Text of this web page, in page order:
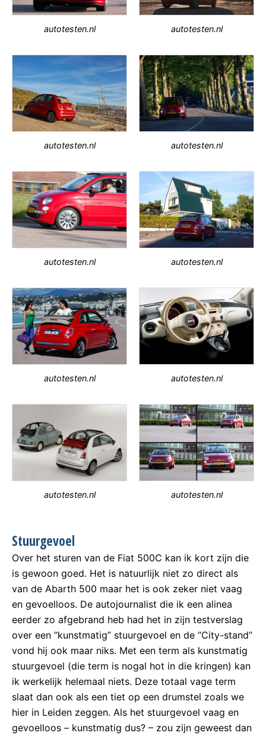
autotesten.nl autotesten.nl
autotesten.nl autotesten.nl
autotesten.nl autotesten.nl
autotesten.nl autotesten.nl
autotesten.nl autotesten.nl
Stuurgevoel
Over het sturen van de Fiat 500C kan ik kort zijn die
is gewoon goed. Het is natuurlijk niet zo direct als
van de Abarth 500 maar het is ook zeker niet vaag
en gevoelloos. De autojournalist die ik een alinea
eerder zo afgebrand heb had het in zijn testverslag
over een “kunstmatig” stuurgevoel en de “City-stand”
vond hij ook maar niks. Met een term als kunstmatig
stuurgevoel (die term is nogal hot in die kringen) kan
ik werkelijk helemaal niets. Deze totaal vage term
slaat dan ook als een tiet op een drumstel zoals we
hier in Leiden zeggen. Als het stuurgevoel vaag en
gevoelloos – kunstmatig dus? – zou zijn geweest dan